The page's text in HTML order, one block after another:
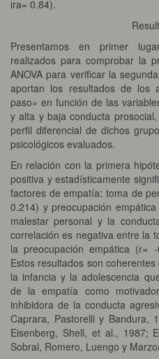
ira= 0.84).
Presentamos en primer
realizados para comprobar la
ANOVA para verificar la
aportan los resultados de los
paso» en función de las
y alta y baja conducta
perfil diferencial de dichos
psicológicos evaluados.
En relación con la primera
positiva y estadísticamente
factores de empatía: toma de
0.214) y preocupación
malestar personal y la
correlación es negativa entre la
la preocupación empática (r=
Estos resultados son
la infancia y la adolescencia
de la empatía como
inhibidora de la conducta
Caprara, Pastorelli y Bandura,
Eisenberg, Shell, et al., 1987;
Sobral, Romero, Luengo y